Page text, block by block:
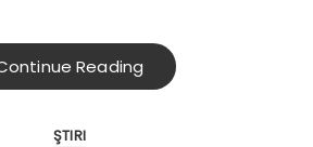
Reading
ŞTIRI